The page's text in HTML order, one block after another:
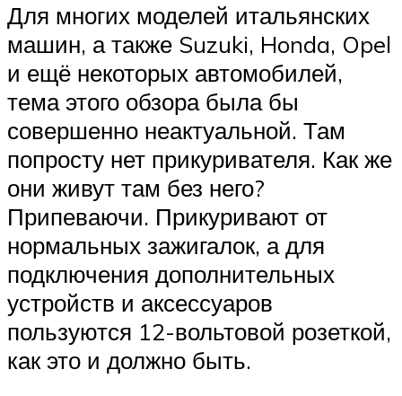
Для многих моделей итальянских
машин, а также Suzuki, Honda, Opel
и ещё некоторых автомобилей,
тема этого обзора была бы
совершенно неактуальной. Там
попросту нет прикуривателя. Как же
они живут там без него?
Припеваючи. Прикуривают от
нормальных зажигалок, а для
подключения дополнительных
устройств и аксессуаров
пользуются 12-вольтовой розеткой,
как это и должно быть.